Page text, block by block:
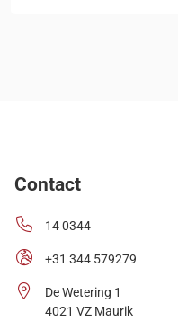
Contact
14 0344
+31 344 579279
De Wetering 1
4021 VZ Maurik